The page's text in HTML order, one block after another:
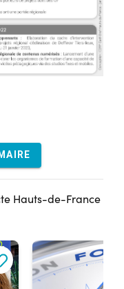
Hauts-de-France